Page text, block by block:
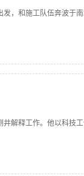
，和施工队伍奔波于
解释工作。他以科技